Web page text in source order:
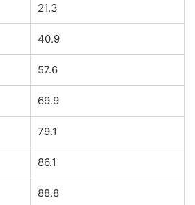
21.3
40.9
57.6
69.9
79.1
86.1
88.8